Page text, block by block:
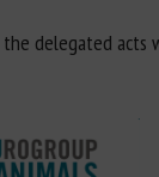
delegated